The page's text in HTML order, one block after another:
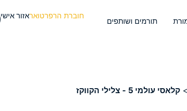
תורמים ושותפים
חוברת הרפרטואראזור אישי
> קלאסי עולמי 5 - צלילי הקווקז